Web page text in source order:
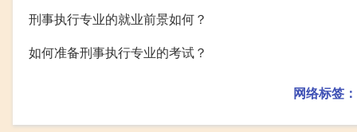
刑事执行专业的就业前景如何？
如何准备刑事执行专业的考试？
网络标签：